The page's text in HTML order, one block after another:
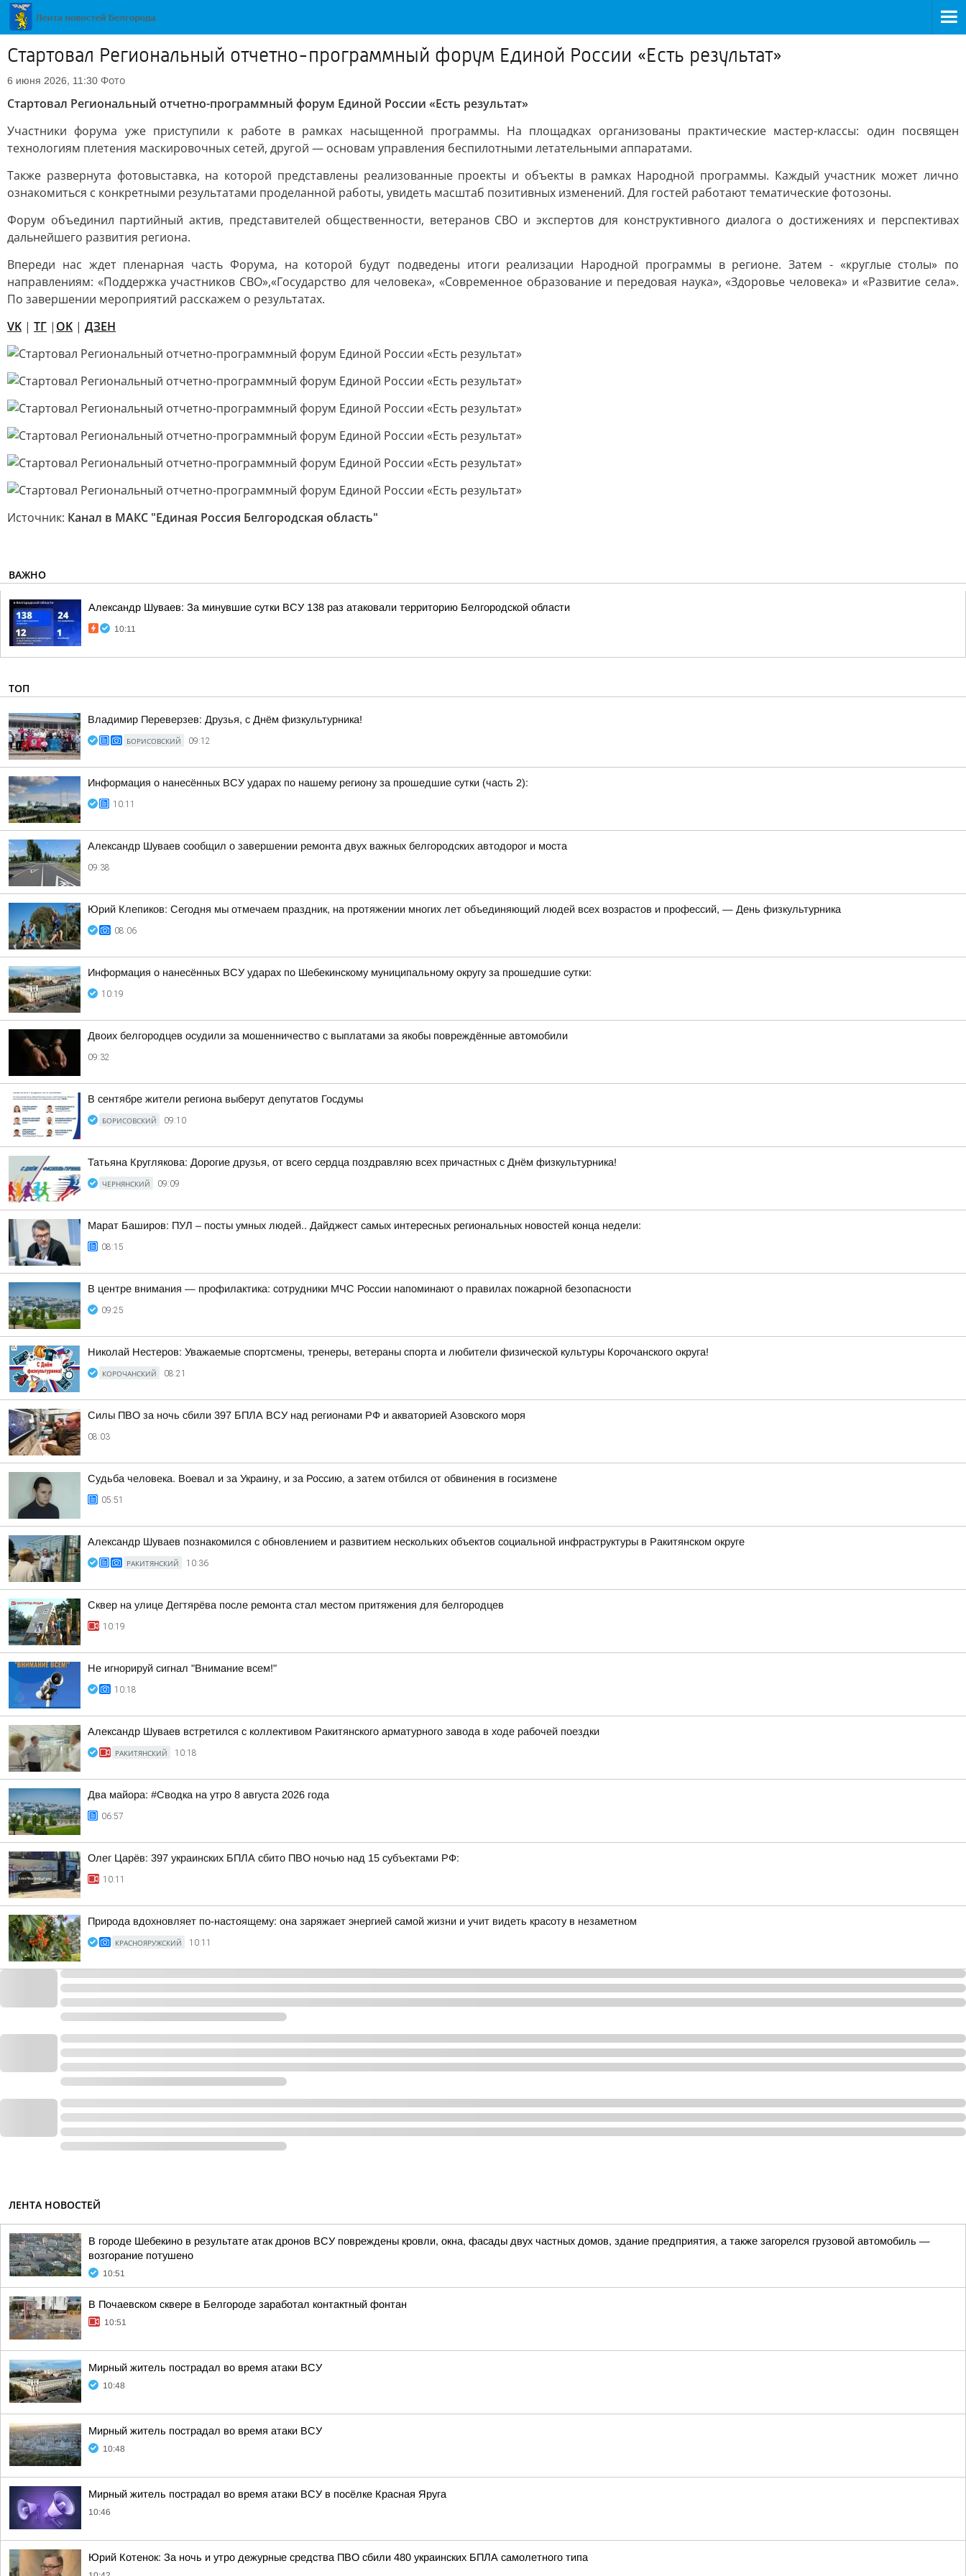
Стартовал Региональный отчетно-программный форум Единой России «Есть результат»
6 июня 2026, 11:30 Фото
Стартовал Региональный отчетно-программный форум Единой России «Есть результат»
Участники форума уже приступили к работе в рамках насыщенной программы. На площадках организованы практические мастер-классы: один посвящен
технологиям плетения маскировочных сетей, другой — основам управления беспилотными летательными аппаратами.
Также развернута фотовыставка, на которой представлены реализованные проекты и объекты в рамках Народной программы. Каждый участник может лично
ознакомиться с конкретными результатами проделанной работы, увидеть масштаб позитивных изменений. Для гостей работают тематические фотозоны.
Форум объединил партийный актив, представителей общественности, ветеранов СВО и экспертов для конструктивного диалога о достижениях и перспективах
дальнейшего развития региона.
Впереди нас ждет пленарная часть Форума, на которой будут подведены итоги реализации Народной программы в регионе. Затем - «круглые столы» по
направлениям: «Поддержка участников СВО»,«Государство для человека», «Современное образование и передовая наука», «Здоровье человека» и «Развитие села».
По завершении мероприятий расскажем о результатах.
VK | ТГ | OK | ДЗЕН
Источник: Канал в МАКС "Единая Россия Белгородская область"
ВАЖНО
Александр Шуваев: За минувшие сутки ВСУ 138 раз атаковали территорию Белгородской области
10:11
ТОП
Владимир Переверзев: Друзья, с Днём физкультурника!
БОРИСОВСКИЙ 09:12
Информация о нанесённых ВСУ ударах по нашему региону за прошедшие сутки (часть 2):
10:11
Александр Шуваев сообщил о завершении ремонта двух важных белгородских автодорог и моста
09:38
Юрий Клепиков: Сегодня мы отмечаем праздник, на протяжении многих лет объединяющий людей всех возрастов и профессий, — День физкультурника
08:06
Информация о нанесённых ВСУ ударах по Шебекинскому муниципальному округу за прошедшие сутки:
10:19
Двоих белгородцев осудили за мошенничество с выплатами за якобы повреждённые автомобили
09:32
В сентябре жители региона выберут депутатов Госдумы
БОРИСОВСКИЙ 09:10
Татьяна Круглякова: Дорогие друзья, от всего сердца поздравляю всех причастных с Днём физкультурника!
ЧЕРНЯНСКИЙ 09:09
Марат Баширов: ПУЛ – посты умных людей.. Дайджест самых интересных региональных новостей конца недели:
08:15
В центре внимания — профилактика: сотрудники МЧС России напоминают о правилах пожарной безопасности
09:25
Николай Нестеров: Уважаемые спортсмены, тренеры, ветераны спорта и любители физической культуры Корочанского округа!
КОРОЧАНСКИЙ 08:21
Силы ПВО за ночь сбили 397 БПЛА ВСУ над регионами РФ и акваторией Азовского моря
08:03
Судьба человека. Воевал и за Украину, и за Россию, а затем отбился от обвинения в госизмене
05:51
Александр Шуваев познакомился с обновлением и развитием нескольких объектов социальной инфраструктуры в Ракитянском округе
РАКИТЯНСКИЙ 10:36
Сквер на улице Дегтярёва после ремонта стал местом притяжения для белгородцев
10:19
Не игнорируй сигнал "Внимание всем!"
10:18
Александр Шуваев встретился с коллективом Ракитянского арматурного завода в ходе рабочей поездки
РАКИТЯНСКИЙ 10:18
Два майора: #Сводка на утро 8 августа 2026 года
06:57
Олег Царёв: 397 украинских БПЛА сбито ПВО ночью над 15 субъектами РФ:
10:11
Природа вдохновляет по-настоящему: она заряжает энергией самой жизни и учит видеть красоту в незаметном
КРАСНОЯРУЖСКИЙ 10:11
ЛЕНТА НОВОСТЕЙ
В городе Шебекино в результате атак дронов ВСУ повреждены кровли, окна, фасады двух частных домов, здание предприятия, а также загорелся грузовой автомобиль —
возгорание потушено
10:51
В Почаевском сквере в Белгороде заработал контактный фонтан
10:51
Мирный житель пострадал во время атаки ВСУ
10:48
Мирный житель пострадал во время атаки ВСУ
10:48
Мирный житель пострадал во время атаки ВСУ в посёлке Красная Яруга
10:46
Юрий Котенок: За ночь и утро дежурные средства ПВО сбили 480 украинских БПЛА самолетного типа